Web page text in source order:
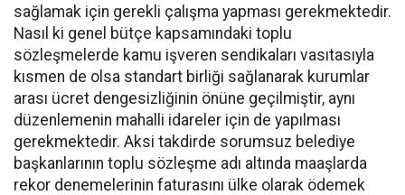
sağlamak için gerekli çalışma yapması gerekmektedir.
Nasıl ki genel bütçe kapsamındaki toplu
sözleşmelerde kamu işveren sendikaları vasıtasıyla
kısmen de olsa standart birliği sağlanarak kurumlar
arası ücret dengesizliğinin önüne geçilmiştir, aynı
düzenlemenin mahalli idareler için de yapılması
gerekmektedir. Aksi takdirde sorumsuz belediye
başkanlarının toplu sözleşme adı altında maaşlarda
rekor denemelerinin faturasını ülke olarak ödemek